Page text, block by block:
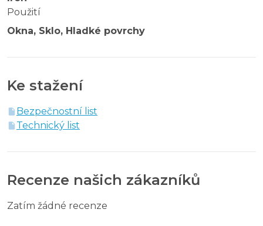
Použití
Okna, Sklo, Hladké povrchy
Ke stažení
Bezpečnostní list
Technický list
Recenze našich zákazníků
Zatím žádné recenze